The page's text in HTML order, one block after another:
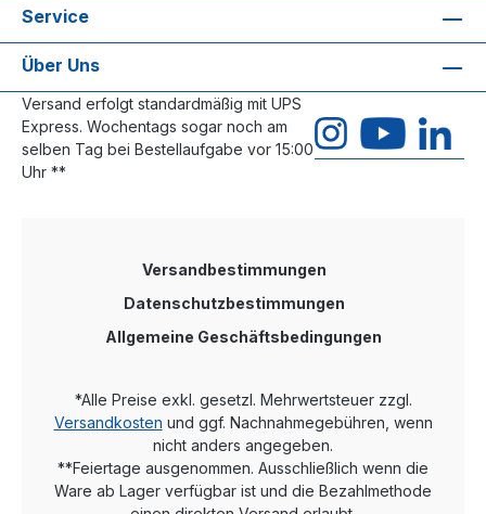
Service
Über Uns
Versand erfolgt standardmäßig mit UPS
Express. Wochentags sogar noch am
selben Tag bei Bestellaufgabe vor 15:00
Uhr **
Versandbestimmungen
Datenschutzbestimmungen
Allgemeine Geschäftsbedingungen
*Alle Preise exkl. gesetzl. Mehrwertsteuer zzgl.
Versandkosten und ggf. Nachnahmegebühren, wenn
nicht anders angegeben.
**Feiertage ausgenommen. Ausschließlich wenn die
Ware ab Lager verfügbar ist und die Bezahlmethode